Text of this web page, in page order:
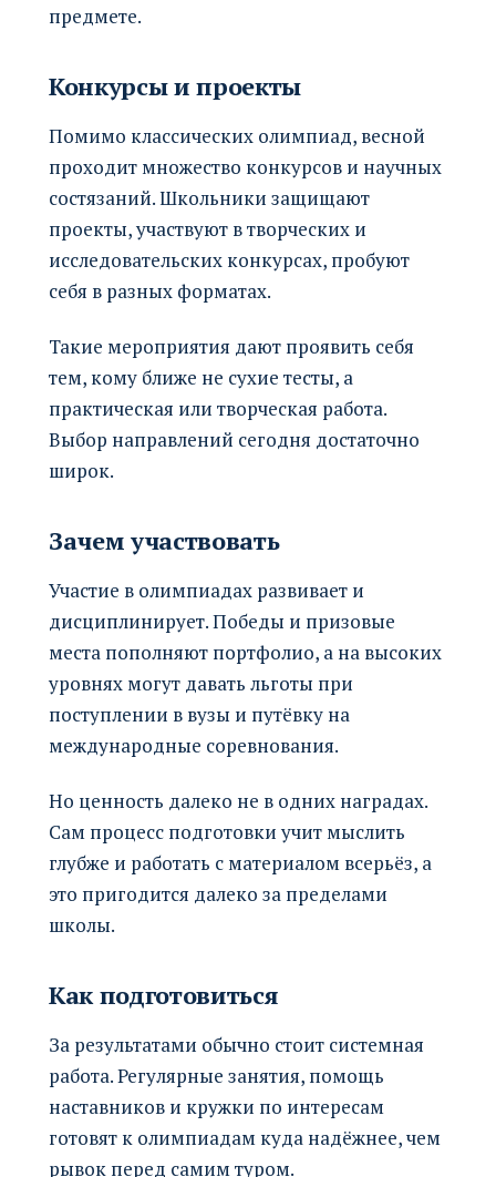
предмете.
Конкурсы и проекты
Помимо классических олимпиад, весной
проходит множество конкурсов и научных
состязаний. Школьники защищают
проекты, участвуют в творческих и
исследовательских конкурсах, пробуют
себя в разных форматах.
Такие мероприятия дают проявить себя
тем, кому ближе не сухие тесты, а
практическая или творческая работа.
Выбор направлений сегодня достаточно
широк.
Зачем участвовать
Участие в олимпиадах развивает и
дисциплинирует. Победы и призовые
места пополняют портфолио, а на высоких
уровнях могут давать льготы при
поступлении в вузы и путёвку на
международные соревнования.
Но ценность далеко не в одних наградах.
Сам процесс подготовки учит мыслить
глубже и работать с материалом всерьёз, а
это пригодится далеко за пределами
школы.
Как подготовиться
За результатами обычно стоит системная
работа. Регулярные занятия, помощь
наставников и кружки по интересам
готовят к олимпиадам куда надёжнее, чем
рывок перед самим туром.